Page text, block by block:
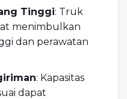
Tinggi: Truk
menimbulkan
dan perawatan
: Kapasitas
dapat